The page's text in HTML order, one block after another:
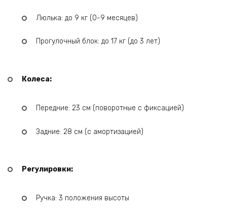
Люлька: до 9 кг (0-9 месяцев)
Прогулочный блок: до 17 кг (до 3 лет)
Колеса:
Передние: 23 см (поворотные с фиксацией)
Задние: 28 см (с амортизацией)
Регулировки:
Ручка: 3 положения высоты